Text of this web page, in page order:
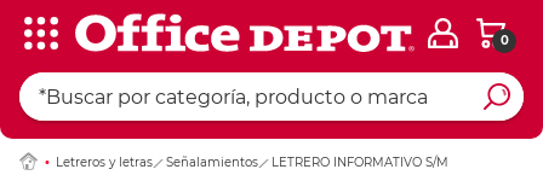
0
Letreros y letras Señalamientos LETRERO INFORMATIVO S/M
Ingresar Codigo